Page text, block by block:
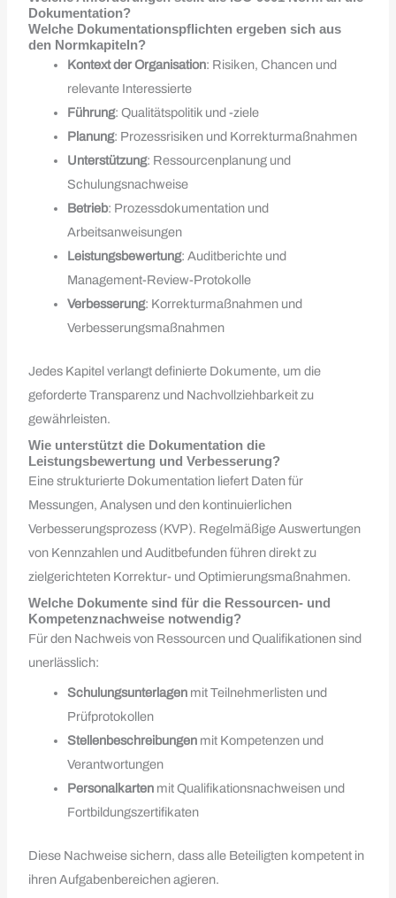
Dokumentation?
Welche Dokumentationspflichten ergeben sich aus
den Normkapiteln?
Kontext der Organisation: Risiken, Chancen und
relevante Interessierte
Führung: Qualitätspolitik und -ziele
Planung: Prozessrisiken und Korrekturmaßnahmen
Unterstützung: Ressourcenplanung und
Schulungsnachweise
Betrieb: Prozessdokumentation und
Arbeitsanweisungen
Leistungsbewertung: Auditberichte und
Management-Review-Protokolle
Verbesserung: Korrekturmaßnahmen und
Verbesserungsmaßnahmen
Jedes Kapitel verlangt definierte Dokumente, um die
geforderte Transparenz und Nachvollziehbarkeit zu
gewährleisten.
Wie unterstützt die Dokumentation die
Leistungsbewertung und Verbesserung?
Eine strukturierte Dokumentation liefert Daten für
Messungen, Analysen und den kontinuierlichen
Verbesserungsprozess (KVP). Regelmäßige Auswertungen
von Kennzahlen und Auditbefunden führen direkt zu
zielgerichteten Korrektur- und Optimierungsmaßnahmen.
Welche Dokumente sind für die Ressourcen- und
Kompetenznachweise notwendig?
Für den Nachweis von Ressourcen und Qualifikationen sind
unerlässlich:
Schulungsunterlagen mit Teilnehmerlisten und
Prüfprotokollen
Stellenbeschreibungen mit Kompetenzen und
Verantwortungen
Personalkarten mit Qualifikationsnachweisen und
Fortbildungszertifikaten
Diese Nachweise sichern, dass alle Beteiligten kompetent in
ihren Aufgabenbereichen agieren.